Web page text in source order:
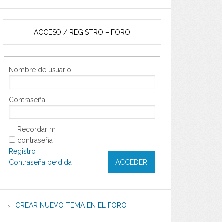
ACCESO / REGISTRO – FORO
Nombre de usuario:
Contraseña:
Recordar mi
contraseña
ACCEDER
Registro
Contraseña perdida
CREAR NUEVO TEMA EN EL FORO